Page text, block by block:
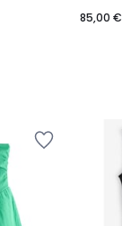
85,00 €